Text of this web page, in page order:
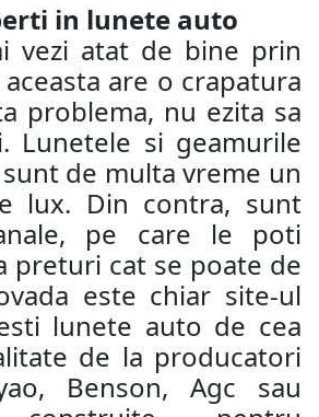
in lunete auto
vezi atat de bine prin
are o crapatura
problema, nu ezita sa
Lunetele si geamurile
de multa vreme un
lux. Din contra, sunt
pe care le poti
preturi cat se poate de
este chiar site-ul
lunete auto de cea
de la producatori
Benson, Agc sau